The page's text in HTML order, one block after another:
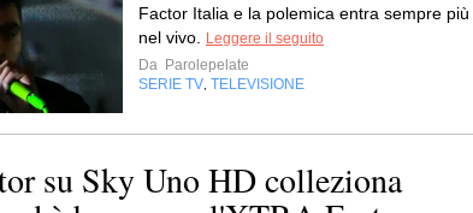
Factor Italia e la polemica entra sempre più
nel vivo.
Leggere il seguito
Da Parolepelate
SERIE TV TELEVISIONE
su Sky Uno HD colleziona